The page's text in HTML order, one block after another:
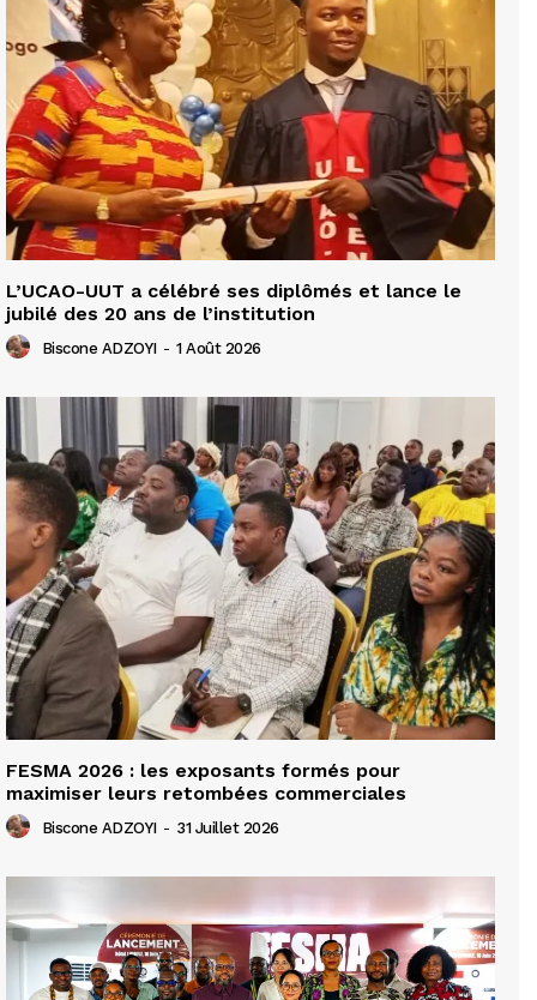
L’UCAO-UUT a célébré ses diplômés et lance le
jubilé des 20 ans de l’institution
Biscone ADZOYI - 1 Août 2026
FESMA 2026 : les exposants formés pour
maximiser leurs retombées commerciales
Biscone ADZOYI - 31 Juillet 2026